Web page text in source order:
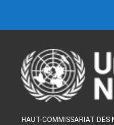
HAUT-COMMISSARIAT DES